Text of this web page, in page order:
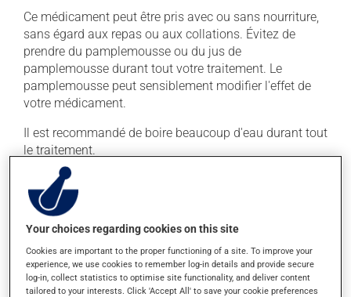
Ce médicament peut être pris avec ou sans nourriture,
sans égard aux repas ou aux collations. Évitez de
prendre du pamplemousse ou du jus de
pamplemousse durant tout votre traitement. Le
pamplemousse peut sensiblement modifier l'effet de
votre médicament.
Il est recommandé de boire beaucoup d'eau durant tout
le traitement.
Effets indésirables
En plus de ses effets recherchés, ce produit peut à
secondaires), notamment :
il peut causer des maux de tête;
Your choices regarding cookies on this site
Cookies are important to the proper functioning of a site. To improve your
experience, we use cookies to remember log-in details and provide secure
log-in, collect statistics to optimise site functionality, and deliver content
tailored to your interests. Click 'Accept All' to save your cookie preferences